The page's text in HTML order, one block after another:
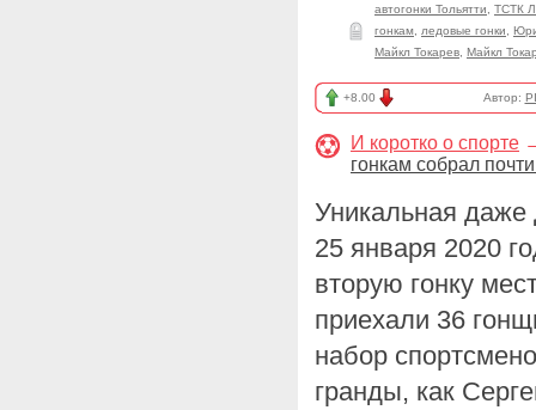
автогонки Тольятти
ТСТК
гонкам
ледовые гонки
Майкл Токарев Майкл
+8.00 Автор:
И коротко о спорте
гонкам собрал
Уникальная
25 января 2020
вторую гонку
приехали 36
набор
гранды, как